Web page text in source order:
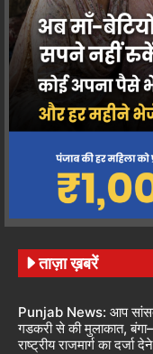
ताज़ा ख़बरें
Punjab News: आप सांसद
गडकरी से की मुलाकात,
राष्ट्रीय राजमार्ग का दर्जा